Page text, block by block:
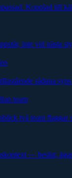
Kopplad till
inte vid nästa
sådana
team
två team flaggar
— beslut,